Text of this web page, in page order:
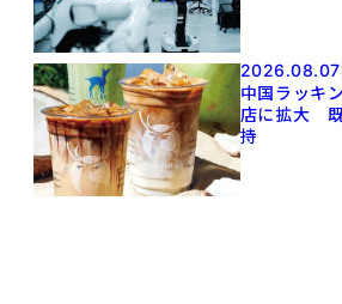
2026.08.07
中国ラッキ
店に拡大 既
持